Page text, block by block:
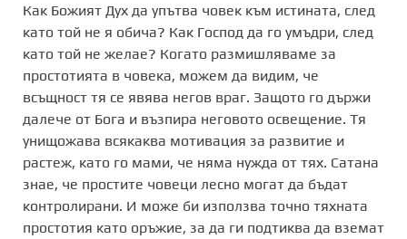
Как Божият Дух да упътва човек към истината, след
като той не я обича? Как Господ да го умъдри, след
като той не желае? Когато размишляваме за
простотията в човека, можем да видим, че
всъщност тя се явява негов враг. Защото го държи
далече от Бога и възпира неговото освещение. Тя
унищожава всякаква мотивация за развитие и
растеж, като го мами, че няма нужда от тях. Сатана
знае, че простите човеци лесно могат да бъдат
контролирани. И може би използва точно тяхната
простотия като оръжие, за да ги подтиква да вземат